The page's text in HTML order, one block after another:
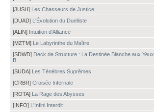
[JUSH] Les Chasseurs de Justice
[DUAD] L'Évolution du Duelliste
[ALIN] Intuition d'Alliance
[MZTM] Le Labyrinthe du Maître
[SDWD] Deck de Structure : La Destinée Blanche aux Yeux
B
[SUDA] Les Ténèbres Suprêmes
[CRBR] Croisée Infernale
[ROTA] La Rage des Abysses
[INFO] L'Infini Interdit